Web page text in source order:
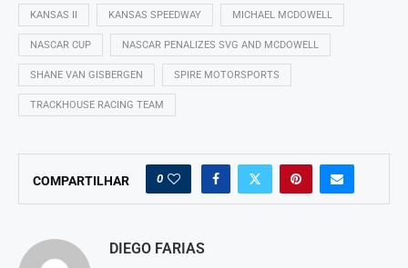
KANSAS II KANSAS SPEEDWAY MICHAEL MCDOWELL
NASCAR CUP NASCAR PENALIZES SVG AND MCDOWELL
SHANE VAN GISBERGEN SPIRE MOTORSPORTS
TRACKHOUSE RACING TEAM
COMPARTILHAR 0
DIEGO FARIAS